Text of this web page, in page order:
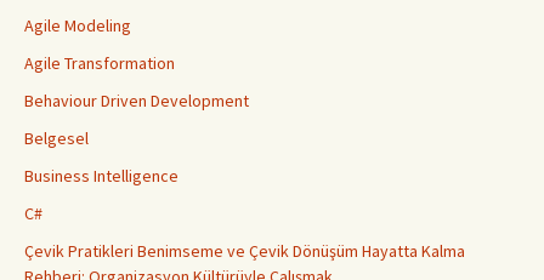
Agile Modeling
Agile Transformation
Behaviour Driven Development
Belgesel
Business Intelligence
C#
Çevik Pratikleri Benimseme ve Çevik Dönüşüm Hayatta Kalma